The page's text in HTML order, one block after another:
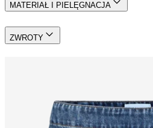
MATERIAŁ I PIELĘGNACJA
ZWROTY